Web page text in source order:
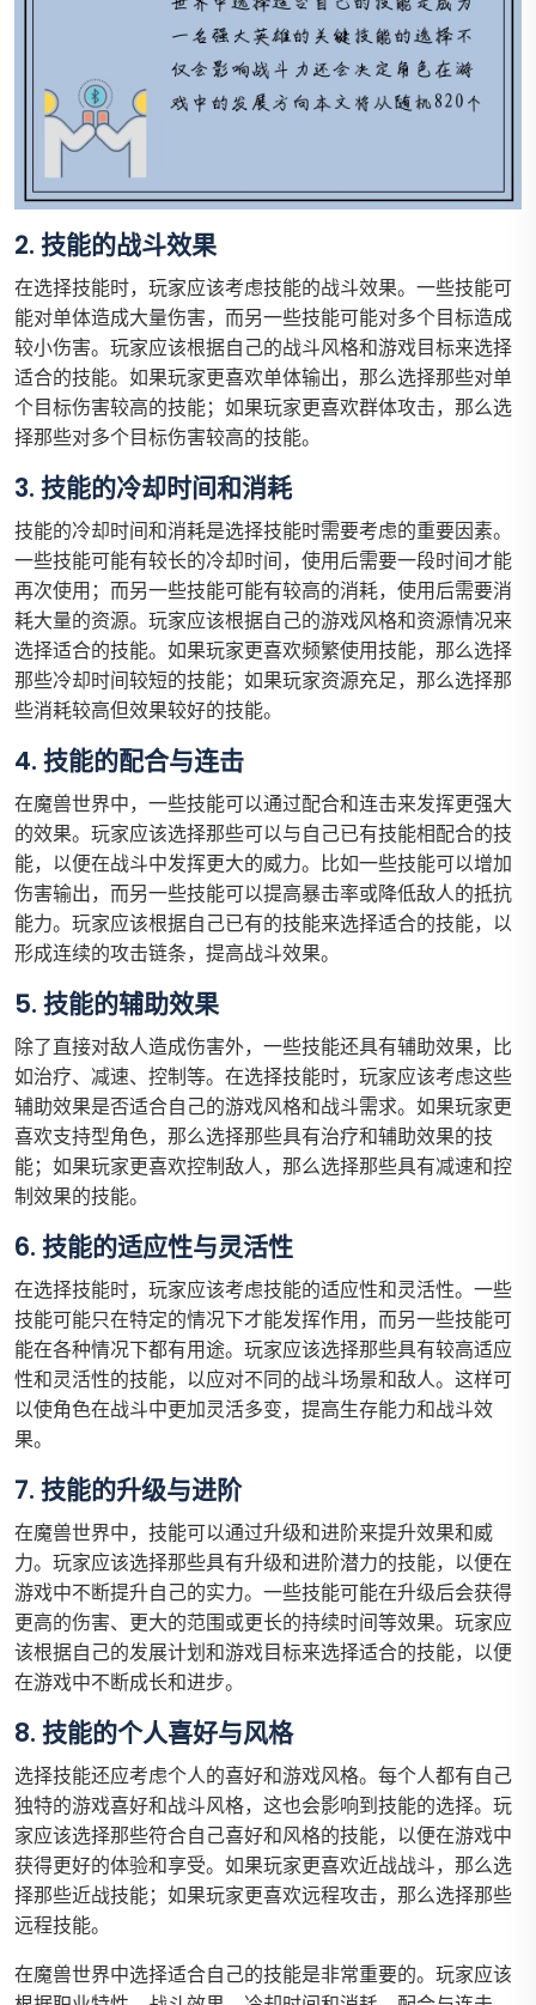
2. 技能的战斗效果
在选择技能时，玩家应该考虑技能的战斗效果。一些技能可
能对单体造成大量伤害，而另一些技能可能对多个目标造成
较小伤害。玩家应该根据自己的战斗风格和游戏目标来选择
适合的技能。如果玩家更喜欢单体输出，那么选择那些对单
个目标伤害较高的技能；如果玩家更喜欢群体攻击，那么选
择那些对多个目标伤害较高的技能。
3. 技能的冷却时间和消耗
技能的冷却时间和消耗是选择技能时需要考虑的重要因素。
一些技能可能有较长的冷却时间，使用后需要一段时间才能
再次使用；而另一些技能可能有较高的消耗，使用后需要消
耗大量的资源。玩家应该根据自己的游戏风格和资源情况来
选择适合的技能。如果玩家更喜欢频繁使用技能，那么选择
那些冷却时间较短的技能；如果玩家资源充足，那么选择那
些消耗较高但效果较好的技能。
4. 技能的配合与连击
在魔兽世界中，一些技能可以通过配合和连击来发挥更强大
的效果。玩家应该选择那些可以与自己已有技能相配合的技
能，以便在战斗中发挥更大的威力。比如一些技能可以增加
伤害输出，而另一些技能可以提高暴击率或降低敌人的抵抗
能力。玩家应该根据自己已有的技能来选择适合的技能，以
形成连续的攻击链条，提高战斗效果。
5. 技能的辅助效果
除了直接对敌人造成伤害外，一些技能还具有辅助效果，比
如治疗、减速、控制等。在选择技能时，玩家应该考虑这些
辅助效果是否适合自己的游戏风格和战斗需求。如果玩家更
喜欢支持型角色，那么选择那些具有治疗和辅助效果的技
能；如果玩家更喜欢控制敌人，那么选择那些具有减速和控
制效果的技能。
6. 技能的适应性与灵活性
在选择技能时，玩家应该考虑技能的适应性和灵活性。一些
技能可能只在特定的情况下才能发挥作用，而另一些技能可
能在各种情况下都有用途。玩家应该选择那些具有较高适应
性和灵活性的技能，以应对不同的战斗场景和敌人。这样可
以使角色在战斗中更加灵活多变，提高生存能力和战斗效
果。
7. 技能的升级与进阶
在魔兽世界中，技能可以通过升级和进阶来提升效果和威
力。玩家应该选择那些具有升级和进阶潜力的技能，以便在
游戏中不断提升自己的实力。一些技能可能在升级后会获得
更高的伤害、更大的范围或更长的持续时间等效果。玩家应
该根据自己的发展计划和游戏目标来选择适合的技能，以便
在游戏中不断成长和进步。
8. 技能的个人喜好与风格
选择技能还应考虑个人的喜好和游戏风格。每个人都有自己
独特的游戏喜好和战斗风格，这也会影响到技能的选择。玩
家应该选择那些符合自己喜好和风格的技能，以便在游戏中
获得更好的体验和享受。如果玩家更喜欢近战战斗，那么选
择那些近战技能；如果玩家更喜欢远程攻击，那么选择那些
远程技能。
在魔兽世界中选择适合自己的技能是非常重要的。玩家应该